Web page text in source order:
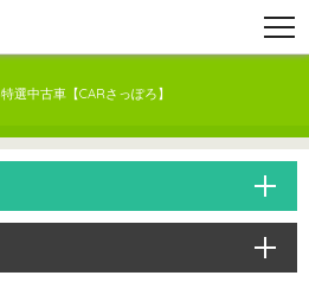
特選中古車【CARさっぽろ】